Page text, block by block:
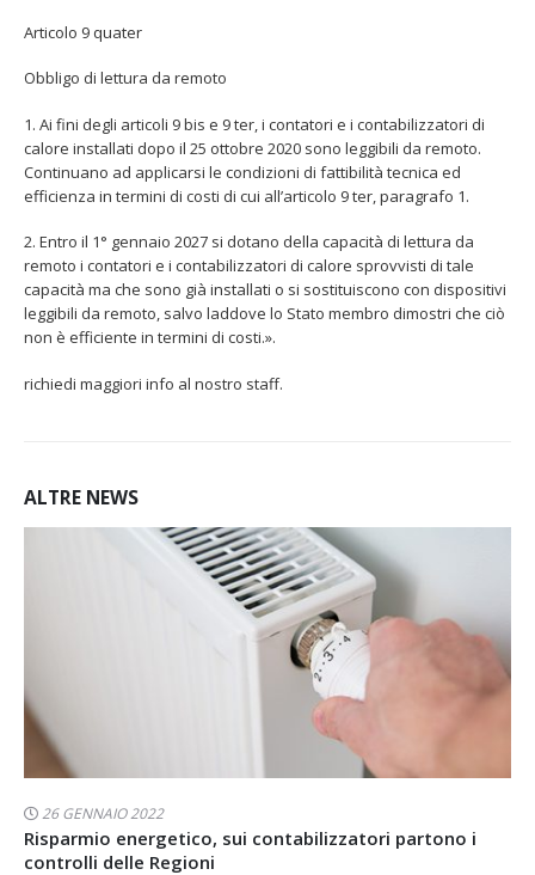
Articolo 9 quater
Obbligo di lettura da remoto
1. Ai fini degli articoli 9 bis e 9 ter, i contatori e i contabilizzatori di
calore installati dopo il 25 ottobre 2020 sono leggibili da remoto.
Continuano ad applicarsi le condizioni di fattibilità tecnica ed
efficienza in termini di costi di cui all’articolo 9 ter, paragrafo 1.
2. Entro il 1° gennaio 2027 si dotano della capacità di lettura da
remoto i contatori e i contabilizzatori di calore sprovvisti di tale
capacità ma che sono già installati o si sostituiscono con dispositivi
leggibili da remoto, salvo laddove lo Stato membro dimostri che ciò
non è efficiente in termini di costi.».
richiedi maggiori info al nostro staff.
26 GENNAIO 2022
Risparmio energetico, sui contabilizzatori partono i
controlli delle Regioni